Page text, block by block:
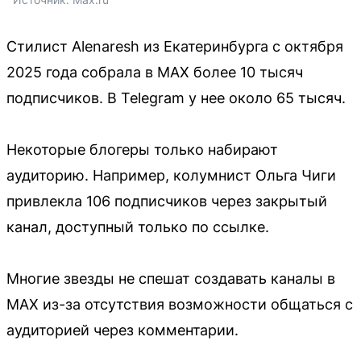
Стилист Alenaresh из Екатеринбурга с октября
2025 года собрала в MAX более 10 тысяч
подписчиков. В Telegram у нее около 65 тысяч.
Некоторые блогеры только набирают
аудиторию. Например, колумнист Ольга Чиги
привлекла 106 подписчиков через закрытый
канал, доступный только по ссылке.
Многие звезды не спешат создавать каналы в
MAX из-за отсутствия возможности общаться с
аудиторией через комментарии.